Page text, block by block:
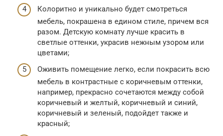
Колоритно и уникально будет смотреться
мебель, покрашена в едином стиле, причем вся
разом. Детскую комнату лучше красить в
светлые оттенки, украсив нежным узором или
цветами;
Оживить помещение легко, если покрасить всю
мебель в контрастные с коричневым оттенки,
например, прекрасно сочетаются между собой
коричневый и желтый, коричневый и синий,
коричневый и зеленый, подойдет также и
красный;